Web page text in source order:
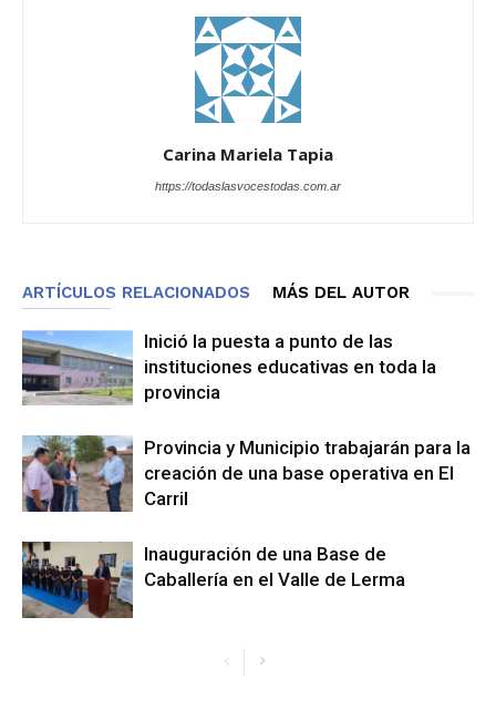
Carina Mariela Tapia
https://todaslasvocestodas.com.ar
ARTÍCULOS RELACIONADOS MÁS DEL AUTOR
Inició la puesta a punto de las
instituciones educativas en toda la
provincia
Provincia y Municipio trabajarán para la
creación de una base operativa en El
Carril
Inauguración de una Base de
Caballería en el Valle de Lerma